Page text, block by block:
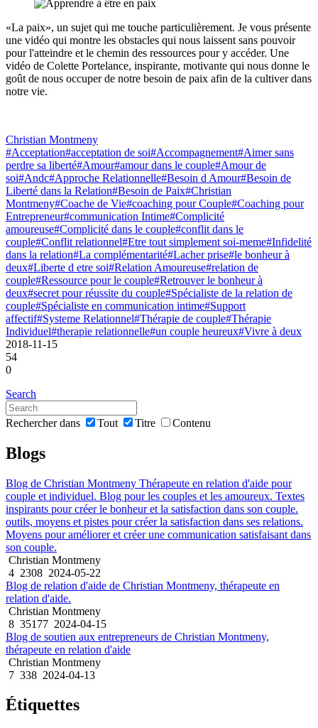
«La paix», un sujet qui me touche particulièrement. Je vous présente
une vidéo qui montre les obstacles qui nous laissent sans pouvoir
pour l'atteindre et le chemin des ressources pour y accéder. Une
vidéo de Colette Portelance, inspirante, motivante qui nous donne le
goût de nous occuper de notre besoin de paix afin de la cultiver dans
notre vie.
Christian Montmeny
#Acceptation#acceptation de soi#Accompagnement#Aimer sans
perdre sa liberté#Amour#amour dans le couple#Amour de
soi#Andc#Approche Relationnelle#Besoin d Amour#Besoin de
Liberté dans la Relation#Besoin de Paix#Christian
Montmeny#Coache de Vie#coaching pour Couple#Coaching pour
Entrepreneur#communication Intime#Complicité
amoureuse#Complicité dans le couple#conflit dans le
couple#Conflit relationnel#Etre tout simplement soi-meme#Infidelité
dans la relation#La complémentarité#Lacher prise#le bonheur à
deux#Liberte d etre soi#Relation Amoureuse#relation de
couple#Ressource pour le couple#Retrouver le bonheur à
deux#secret pour réussite du couple#Spécialiste de la relation de
couple#Spécialiste en communication intime#Support
affectif#Systeme Relationnel#Thérapie de couple#Thérapie
Individuel#therapie relationnelle#un couple heureux#Vivre à deux
2018-11-15
54
0
Search
Rechercher dans Tout Titre Contenu
Blogs
Blog de Christian Montmeny Thérapeute en relation d'aide pour
couple et individuel. Blog pour les couples et les amoureux. Textes
inspirants pour créer le bonheur et la satisfaction dans son couple.
outils, moyens et pistes pour créer la satisfaction dans ses relations.
Moyens pour améliorer et créer une communication satisfaisant dans
son couple.
Christian Montmeny
4 2308 2024-05-22
Blog de relation d'aide de Christian Montmeny, thérapeute en
relation d'aide.
Christian Montmeny
8 35177 2024-04-15
Blog de soutien aux entrepreneurs de Christian Montmeny,
thérapeute en relation d'aide
Christian Montmeny
7 338 2024-04-13
Étiquettes